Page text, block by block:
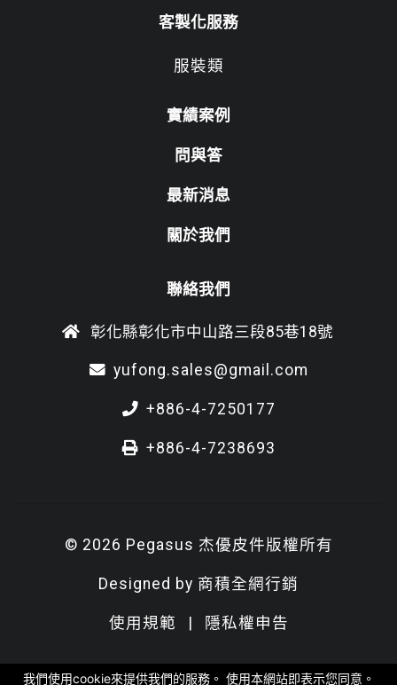
客製化服務
服裝類
實績案例
問與答
最新消息
關於我們
聯絡我們
彰化縣彰化市中山路三段85巷18號
yufong.sales@gmail.com
+886-4-7250177
+886-4-7238693
© 2026 Pegasus 杰優皮件版權所有
Designed by 商積全網行銷
使用規範 | 隱私權申告
我們使用cookie來提供我們的服務。 使用本網站即表示您同意。